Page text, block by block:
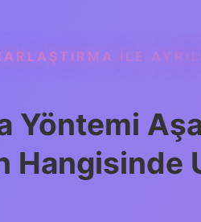
ILE
Yöntemi
Hangisinde